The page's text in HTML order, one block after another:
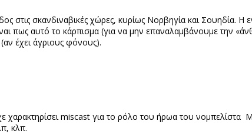
στις σκανδιναβικές χώρες, κυρίως Νορβηγία και
πως αυτό το κάρπισμα (για να μην επαναλαμβάνουμε την
(αν έχει άγριους φόνους).
χαρακτηρίσει miscast για το ρόλο του ήρωα του νομπελίστα
κλπ.